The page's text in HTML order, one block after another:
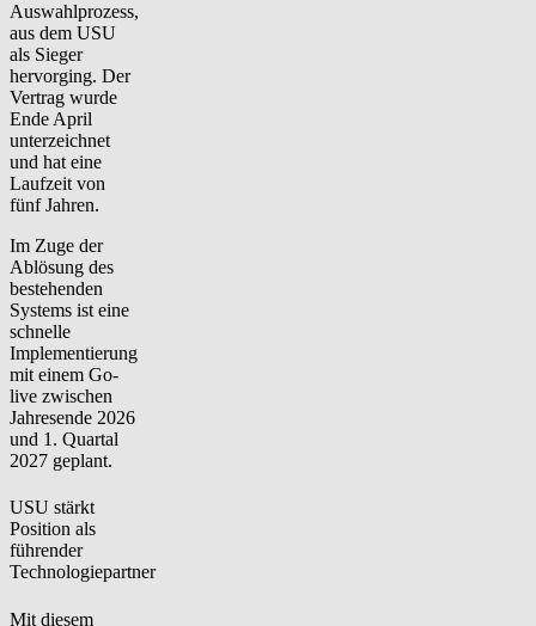
Auswahlprozess,
aus dem USU
als Sieger
hervorging. Der
Vertrag wurde
Ende April
unterzeichnet
und hat eine
Laufzeit von
fünf Jahren.
Im Zuge der
Ablösung des
bestehenden
Systems ist eine
schnelle
Implementierung
mit einem Go-
live zwischen
Jahresende 2026
und 1. Quartal
2027 geplant.
USU stärkt
Position als
führender
Technologiepartner
Mit diesem